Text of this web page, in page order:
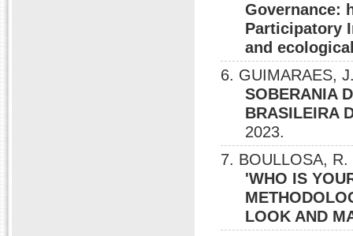
Governance:
Participatory
and
6. GUIMARAES,
SOBERANIA
BRASILEIRA
2023.
7. BOULLOSA,
'WHO IS
LOOK AND